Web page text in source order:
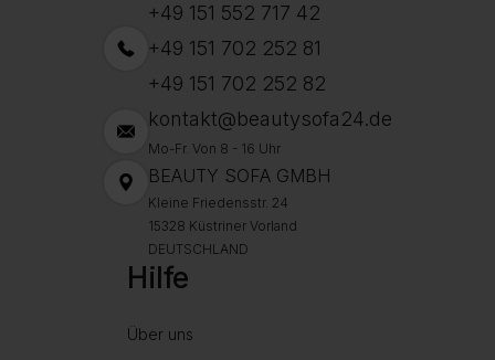
+49 151 552 717 42
+49 151 702 252 81
+49 151 702 252 82
kontakt@beautysofa24.de
Mo-Fr. Von 8 - 16 Uhr
BEAUTY SOFA GMBH
Kleine Friedensstr. 24
15328 Küstriner Vorland
DEUTSCHLAND
Hilfe
Über uns